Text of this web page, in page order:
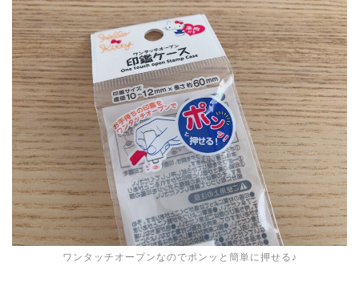
ワンタッチオープンなのでポンッと簡単に押せる♪